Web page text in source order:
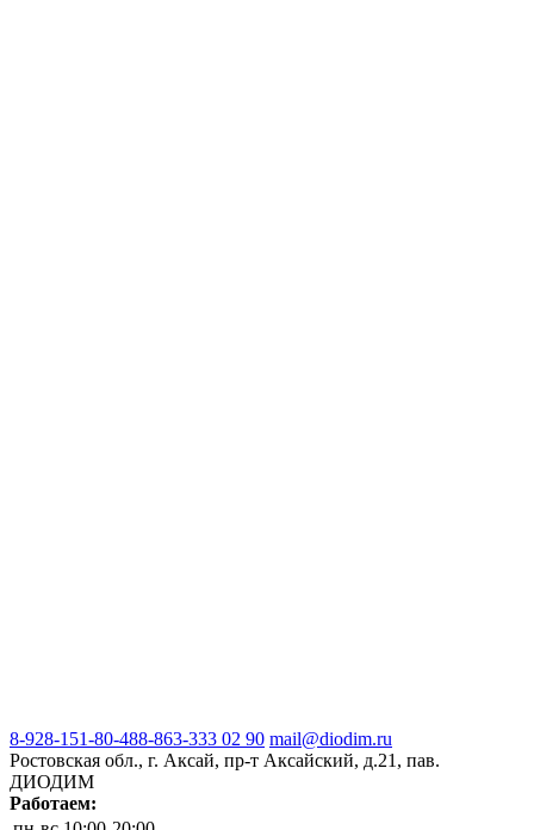
8-928-151-80-488-863-333 02 90 mail@diodim.ru
Ростовская обл., г. Аксай, пр-т Аксайский, д.21, пав.
ДИОДИМ
Работаем: